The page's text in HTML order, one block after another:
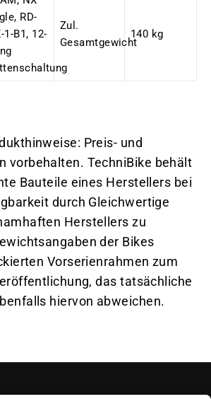
RD-
1-B1, 12-
Zul.
Gesamtgewicht
140 kg
Preis- und
vorbehalten. TechniBike behält
Bauteile eines Herstellers bei
durch Gleichwertige
Herstellers zu
der Bikes
Vorserienrahmen zum
das tatsächliche
hiervon abweichen.